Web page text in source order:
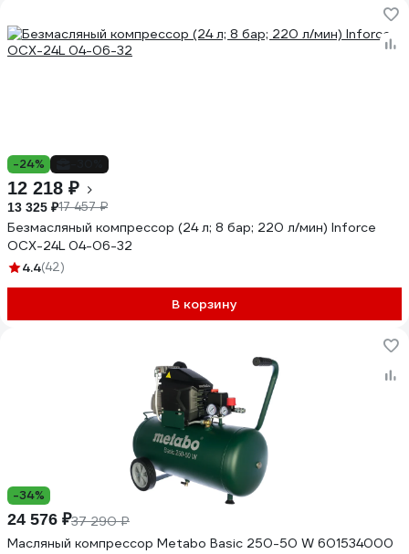
-24%
12 218 ₽
13 325 ₽17 457 ₽
Безмасляный компрессор (24 л; 8 бар; 220 л/мин) Inforce
OCX-24L 04-06-32
4.4(42)
В корзину
-34%
24 576 ₽37 290 ₽
Масляный компрессор Metabo Basic 250-50 W 601534000